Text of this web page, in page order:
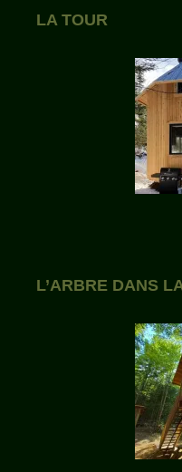
LA TOUR
L’ARBRE DANS